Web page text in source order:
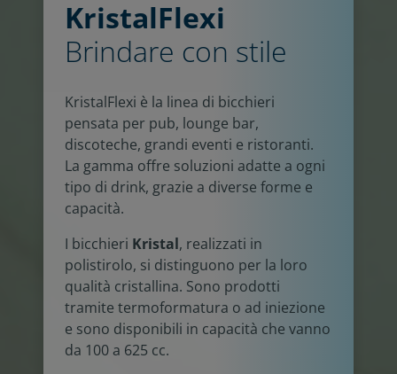
KristalFlexi
Brindare con stile
KristalFlexi è la linea di bicchieri
pensata per pub, lounge bar,
discoteche, grandi eventi e ristoranti.
La gamma offre soluzioni adatte a ogni
tipo di drink, grazie a diverse forme e
capacità.
I bicchieri Kristal, realizzati in
polistirolo, si distinguono per la loro
qualità cristallina. Sono prodotti
tramite termoformatura o ad iniezione
e sono disponibili in capacità che vanno
da 100 a 625 cc.